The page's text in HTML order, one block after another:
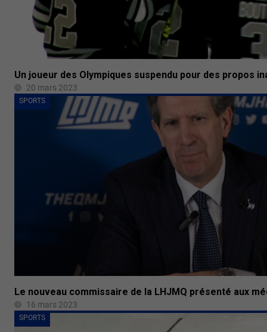
Un joueur des Olympiques suspendu pour des propos
20 mars 2023
SPORTS
Le nouveau commissaire de la LHJMQ présenté aux
16 mars 2023
SPORTS